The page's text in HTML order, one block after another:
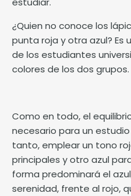
¿Quien no conoce los
punta roja y otra azul? Es
de los estudiantes
colores de los dos grupos.
Como en todo, el
necesario para un
tanto, emplear un tono
principales y otro azul
forma predominará el
serenidad, frente al rojo,